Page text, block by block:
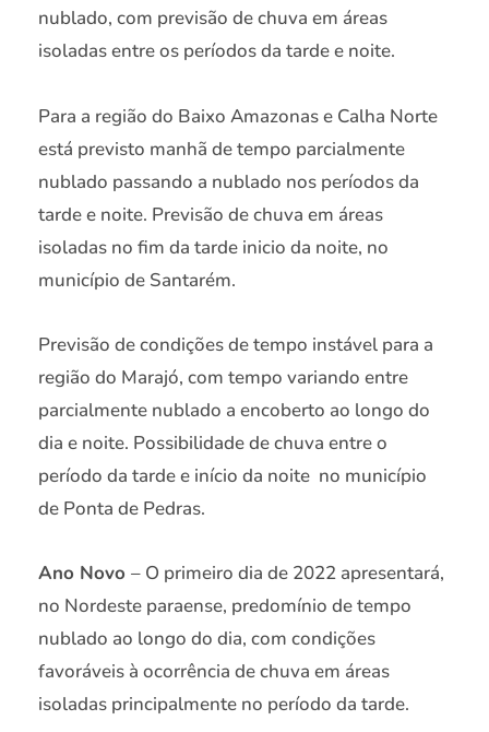
nublado, com previsão de chuva em áreas
isoladas entre os períodos da tarde e noite.
Para a região do Baixo Amazonas e Calha Norte
está previsto manhã de tempo parcialmente
nublado passando a nublado nos períodos da
tarde e noite. Previsão de chuva em áreas
isoladas no fim da tarde inicio da noite, no
município de Santarém.
Previsão de condições de tempo instável para a
região do Marajó, com tempo variando entre
parcialmente nublado a encoberto ao longo do
dia e noite. Possibilidade de chuva entre o
período da tarde e início da noite no município
de Ponta de Pedras.
Ano Novo – O primeiro dia de 2022 apresentará,
no Nordeste paraense, predomínio de tempo
nublado ao longo do dia, com condições
favoráveis à ocorrência de chuva em áreas
isoladas principalmente no período da tarde.